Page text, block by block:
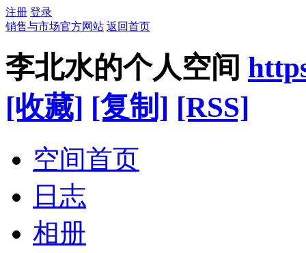
注册 登录
销售与市场官方网站 返回首页
李北水的个人空间
[收藏] [复制] [RSS]
空间首页
日志
相册